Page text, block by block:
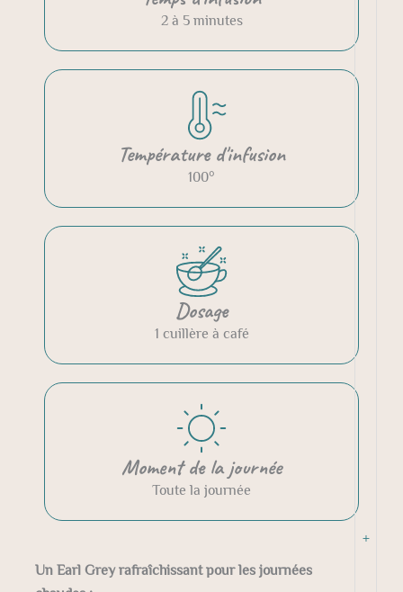
+
2 à 5 minutes
Température d'infusion
100°
Dosage
1 cuillère à café
Moment de la journée
Toute la journée
Un Earl Grey rafraîchissant pour les journées